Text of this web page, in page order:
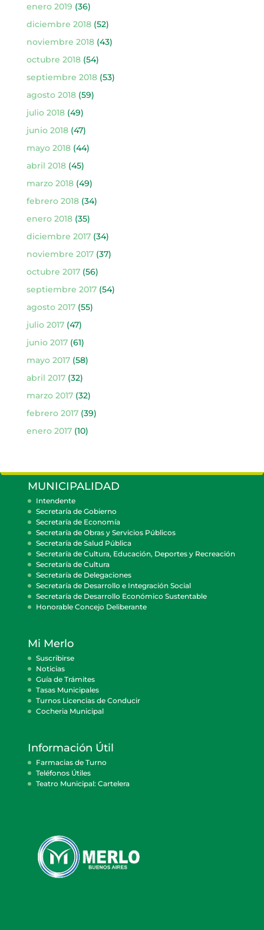
enero 2019 (36)
diciembre 2018(52)
noviembre 2018(43)
octubre 2018(54)
septiembre 2018(53)
agosto 2018(59)
julio 2018(49)
junio 2018(47)
mayo 2018(44)
abril 2018(45)
marzo 2018(49)
febrero 2018(34)
enero 2018(35)
diciembre 2017(34)
noviembre 2017(37)
octubre 2017(56)
septiembre 2017(54)
agosto 2017(55)
julio 2017(47)
junio 2017(61)
mayo 2017(58)
abril 2017(32)
marzo 2017(32)
febrero 2017(39)
enero 2017(10)
MUNICIPALIDAD
Intendente
Secretaría de Gobierno
Secretaría de Economía
Secretaría de Obras y Servicios Públicos
Secretaría de Salud Pública
Secretaría de Cultura, Educación, Deportes y Recreación
Secretaría de Cultura
Secretaría de Delegaciones
Secretaría de Desarrollo e Integración Social
Secretaría de Desarrollo Económico Sustentable
Honorable Concejo Deliberante
Mi Merlo
Suscribirse
Noticias
Guía de Trámites
Tasas Municipales
Turnos Licencias de Conducir
Cocheria Municipal
Información Útil
Farmacias de Turno
Teléfonos Útiles
Teatro Municipal: Cartelera